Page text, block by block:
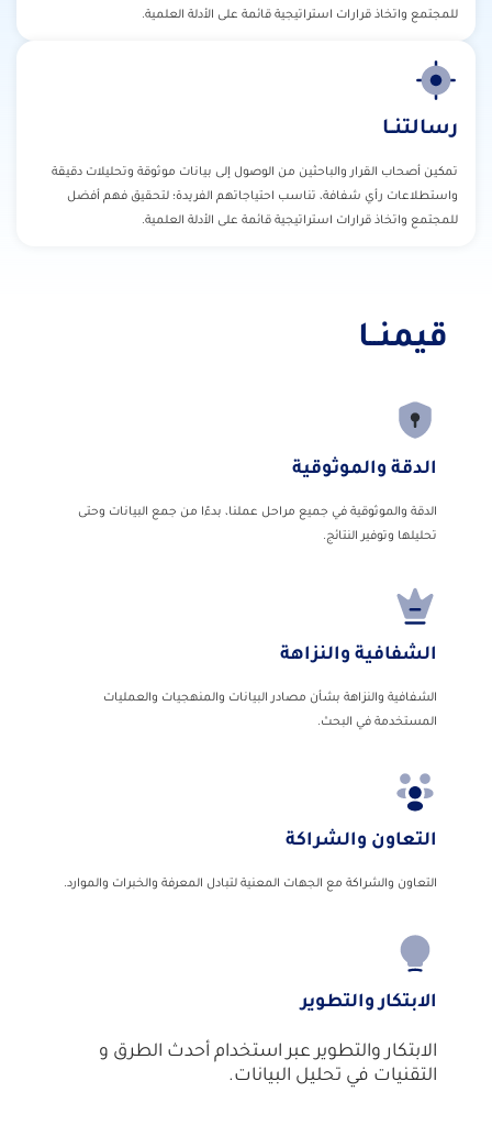
للمجتمع واتخاذ قرارات استراتيجية قائمة على الأدلة العلمية.
رسالتنــا
تمكين أصحاب القرار والباحثين من الوصول إلى بيانات موثوقة وتحليلات دقيقة
واستطلاعات رأي شفافة، تناسب احتياجاتهم الفريدة؛ لتحقيق فهم أفضل
للمجتمع واتخاذ قرارات استراتيجية قائمة على الأدلة العلمية.
قيمنــا
الدقة والموثوقية
الدقة والموثوقية في جميع مراحل عملنا، بدءًا من جمع البيانات وحتى
تحليلها وتوفير النتائج.
الشفافية والنزاهة
الشفافية والنزاهة بشأن مصادر البيانات والمنهجيات والعمليات
المستخدمة في البحث.
التعاون والشراكة
التعاون والشراكة مع الجهات المعنية لتبادل المعرفة والخبرات والموارد.
الابتكار والتطوير
الابتكار والتطوير عبر استخدام أحدث الطرق و
التقنيات في تحليل البيانات.